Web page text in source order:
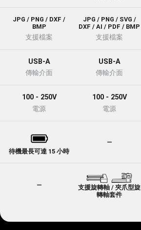
JPG / PNG / DXF /
BMP
JPG / PNG / SVG /
DXF / AI / PDF / BMP
支援檔案 支援檔案
USB-A USB-A
傳輸介面
傳輸介面
100 - 250V 100 - 250V
電源
電源
待機最長可達 15 小時
—
—
支援旋轉軸 / 夾爪型旋
轉軸套件